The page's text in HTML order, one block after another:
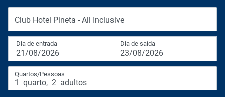
Club Hotel Pineta - All Inclusive
Dia de entrada
21/08/2026
Dia de saída
23/08/2026
Quartos/Pessoas
1 quarto, 2 adultos